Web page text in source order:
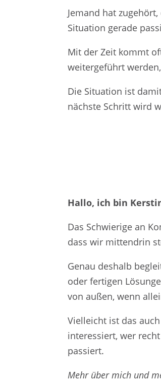
Jemand hat
Situation gerade
Mit der Zeit kommt
weitergeführt
Die Situation ist
nächste Schritt wird
Hallo, ich bin
Das Schwierige an
dass wir mittendrin
Genau deshalb
oder fertigen
von außen, wenn
Vielleicht ist das
interessiert, wer
passiert.
Mehr über mich und